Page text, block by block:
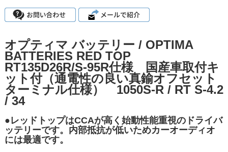
オプティマ バッテリー / OPTIMA
BATTERIES RED TOP
RT135D26R/S-95R仕様 国産車取付キ
ット付（通電性の良い真鍮オフセット
ターミナル仕様） 1050S-R / RT S-4.2
/ 34
●レッドトップはCCAが高く始動性能重視のドライバ
ッテリーです。内部抵抗が低いためカーオーディオ
には最適です。